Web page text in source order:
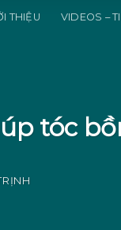
THIỆU VIDEOS –
tóc